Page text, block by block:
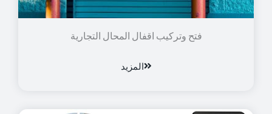
فتح وتركيب اقفال المحال التجارية
المزيد